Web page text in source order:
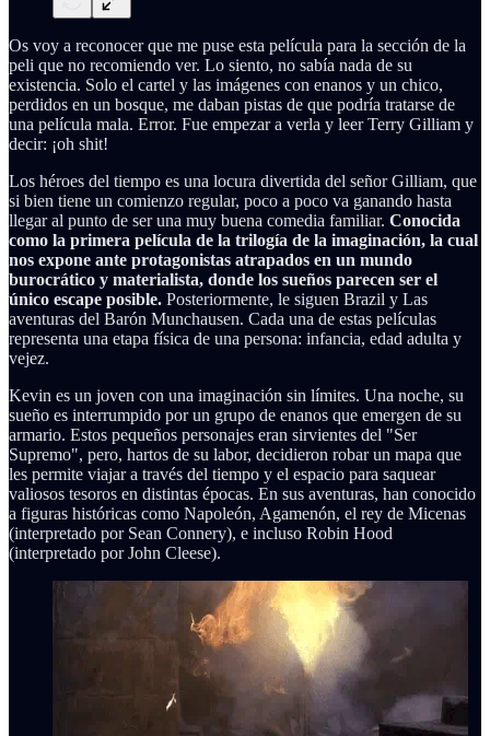
Os voy a reconocer que me puse esta película para la sección de la
peli que no recomiendo ver. Lo siento, no sabía nada de su
existencia. Solo el cartel y las imágenes con enanos y un chico,
perdidos en un bosque, me daban pistas de que podría tratarse de
una película mala. Error. Fue empezar a verla y leer Terry Gilliam y
decir: ¡oh shit!
Los héroes del tiempo es una locura divertida del señor Gilliam, que
si bien tiene un comienzo regular, poco a poco va ganando hasta
llegar al punto de ser una muy buena comedia familiar. Conocida
como la primera película de la trilogía de la imaginación, la cual
nos expone ante protagonistas atrapados en un mundo
burocrático y materialista, donde los sueños parecen ser el
único escape posible. Posteriormente, le siguen Brazil y Las
aventuras del Barón Munchausen. Cada una de estas películas
representa una etapa física de una persona: infancia, edad adulta y
vejez.
Kevin es un joven con una imaginación sin límites. Una noche, su
sueño es interrumpido por un grupo de enanos que emergen de su
armario. Estos pequeños personajes eran sirvientes del "Ser
Supremo", pero, hartos de su labor, decidieron robar un mapa que
les permite viajar a través del tiempo y el espacio para saquear
valiosos tesoros en distintas épocas. En sus aventuras, han conocido
a figuras históricas como Napoleón, Agamenón, el rey de Micenas
(interpretado por Sean Connery), e incluso Robin Hood
(interpretado por John Cleese).